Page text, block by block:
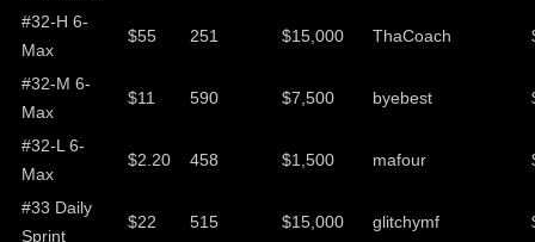
#32-H 6-
Max
$55 251 $15,000 ThaCoach
#32-M 6-
Max
$11 590 $7,500 byebest
#32-L 6-
Max
$2.20 458 $1,500 mafour
#33 Daily
Sprint
$22 515 $15,000 glitchymf